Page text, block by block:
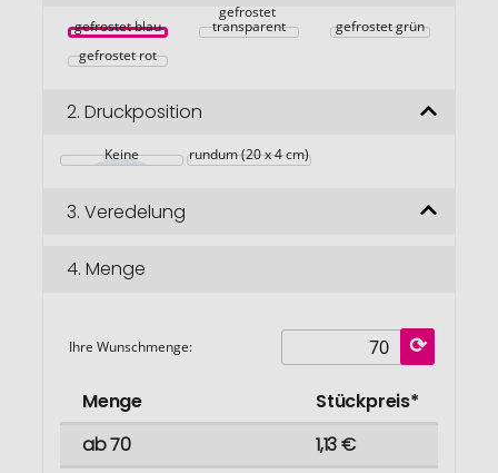
gefrostet blau
gefrostet
transparent
gefrostet grün
gefrostet rot
2. Druckposition
Keine rundum (20 x 4 cm)
3. Veredelung
4. Menge
Ihre Wunschmenge:
Menge
Stückpreis*
ab 70
1,13 €